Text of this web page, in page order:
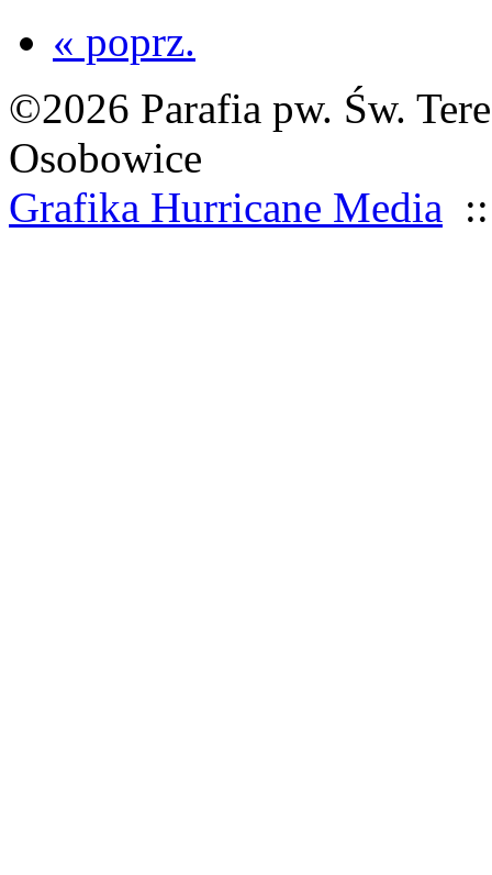
« poprz.
©2026 Parafia pw. Św.
Osobowice
Grafika Hurricane Media